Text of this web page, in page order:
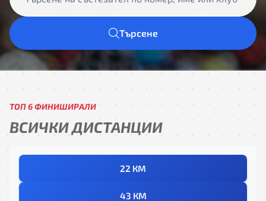
Търсене
ТОП 6 ФИНИШИРАЛИ
ВСИЧКИ ДИСТАНЦИИ
22 КМ
43 КМ